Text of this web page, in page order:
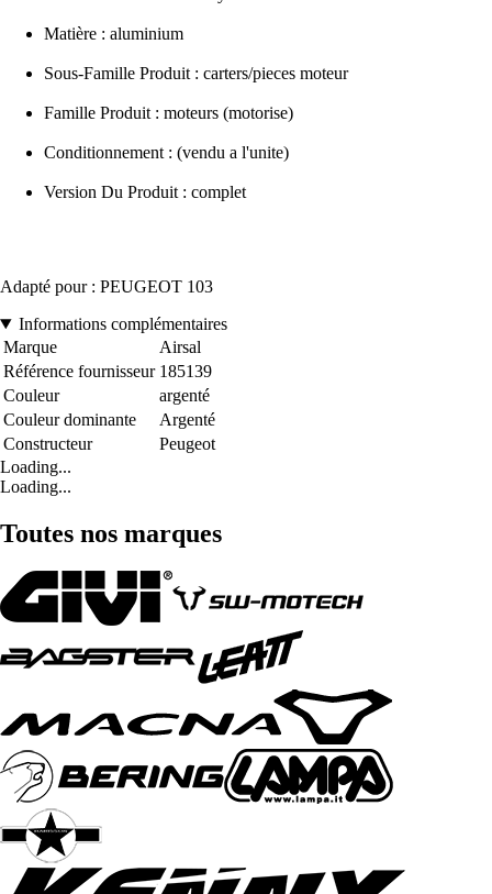
Matière : aluminium
Sous-Famille Produit : carters/pieces moteur
Famille Produit : moteurs (motorise)
Conditionnement : (vendu a l'unite)
Version Du Produit : complet
Adapté pour : PEUGEOT 103
Informations complémentaires
Marque
Airsal
Référence fournisseur 185139
Couleur
argenté
Couleur dominante
Argenté
Constructeur
Peugeot
Loading...
Loading...
Toutes nos marques